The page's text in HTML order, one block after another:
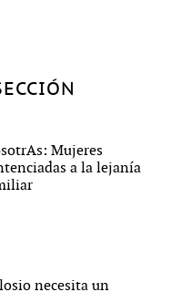
Mujeres
a la lejanía
necesita un